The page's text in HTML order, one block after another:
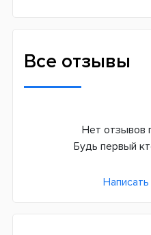
Все отзывы
Нет отзывов
Будь первый